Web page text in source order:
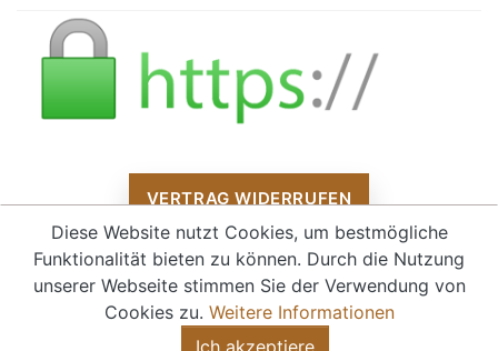
VERTRAG WIDERRUFEN
Alle Preise verstehen sich inklusive Mehrwertsteuer und zzgl.
Versandkosten
Diese Website nutzt Cookies, um bestmögliche
Funktionalität bieten zu können. Durch die Nutzung
unserer Webseite stimmen Sie der Verwendung von
Cookies zu. Weitere Informationen
Ich akzeptiere